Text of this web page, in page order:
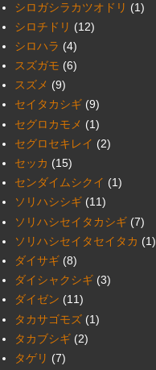
シロガシラカツオドリ (1)
シロチドリ (12)
シロハラ (4)
スズガモ (6)
スズメ (9)
セイタカシギ (9)
セグロカモメ (1)
セグロセキレイ (2)
セッカ (15)
センダイムシクイ (1)
ソリハシシギ (11)
ソリハシセイタカシギ (7)
ソリハシセイタセイタカ (1)
ダイサギ (8)
ダイシャクシギ (3)
ダイゼン (11)
タカサゴモズ (1)
タカブシギ (2)
タゲリ (7)